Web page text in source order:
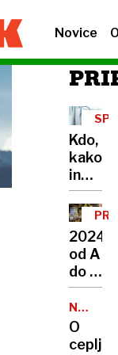
Novice
Kdo,
kako
in
zakaj
lahko
ugovor
vesti
2024
od A
do Ž
v
Od
selitve
O